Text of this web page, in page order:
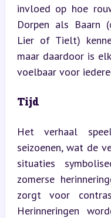
invloed op hoe
Dorpen als Baarn
Lier of Tielt)
maar daardoor is
voelbaar voor
Tijd
Het verhaal
seizoenen, wat de
situaties
zomerse
zorgt voor
Herinneringen